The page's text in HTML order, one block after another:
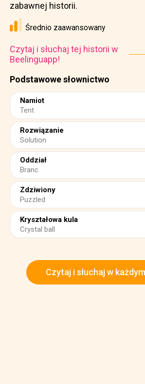
Podstawowe słownictwo
Namiot
Tent
Rozwiązanie
Solution
Oddział
Branc
Zdziwiony
Puzzled
Kryształowa kula
Crystal ball
zabawnej historii.
Średnio zaawansowany
Czytaj i słuchaj tej historii w
Beelinguapp!
Czytaj i słuchaj w